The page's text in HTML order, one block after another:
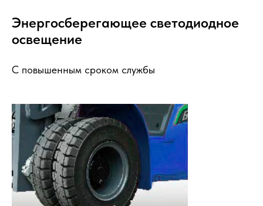
Энергосберегающее светодиодное
освещение
С повышенным сроком службы